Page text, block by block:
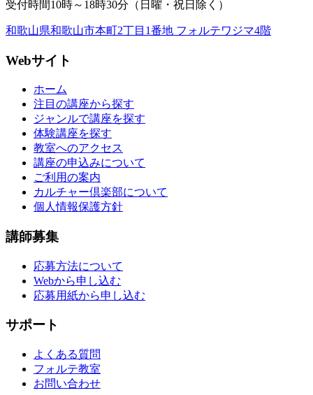
受付時間10時～18時30分（日曜・祝日除く）
和歌山県和歌山市本町2丁目1番地 フォルテワジマ4階
Webサイト
ホーム
注目の講座から探す
ジャンルで講座を探す
体験講座を探す
教室へのアクセス
講座の申込みについて
ご利用の案内
カルチャー倶楽部について
個人情報保護方針
講師募集
応募方法について
Webから申し込む
応募用紙から申し込む
サポート
よくある質問
フォルテ教室
お問い合わせ